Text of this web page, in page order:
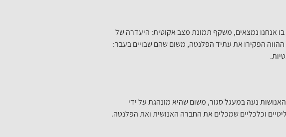
בו אנחנו נמצאים, משקף תמונת מצב אקוטית: היעדרה של
ההווה הפקירו את עתיד הפלנטה, משום שהם שבויים בעבר:
נעה במעגל סגור, משום שהיא מונהגת על ידי
וכלכליים שמכלים את החברה האנושית ואת הפלנטה.